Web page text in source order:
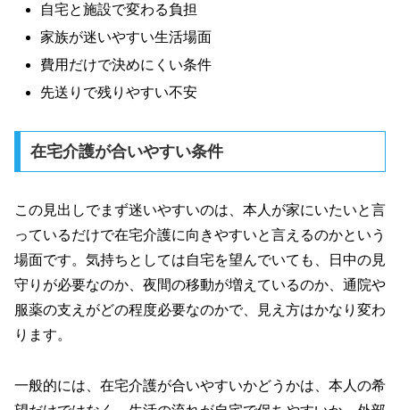
自宅と施設で変わる負担
家族が迷いやすい生活場面
費用だけで決めにくい条件
先送りで残りやすい不安
在宅介護が合いやすい条件
この見出しでまず迷いやすいのは、本人が家にいたいと言
っているだけで在宅介護に向きやすいと言えるのかという
場面です。気持ちとしては自宅を望んでいても、日中の見
守りが必要なのか、夜間の移動が増えているのか、通院や
服薬の支えがどの程度必要なのかで、見え方はかなり変わ
ります。
一般的には、在宅介護が合いやすいかどうかは、本人の希